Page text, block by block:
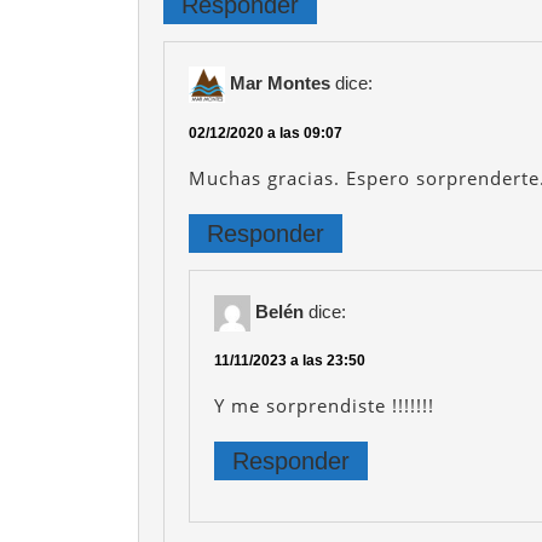
Mar Montes dice:
02/12/2020 a las 09:07
Muchas gracias. Espero
Responder
Belén dice:
11/11/2023 a las 23:50
Y me sorprendiste !!!!!!!
Responder